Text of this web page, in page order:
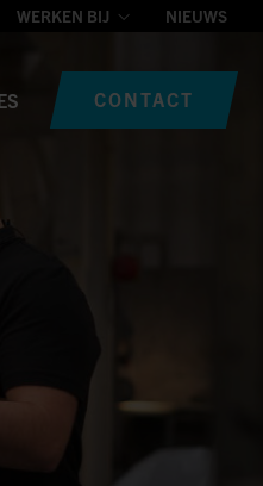
WERKEN BIJ NIEUWS
CONTACT